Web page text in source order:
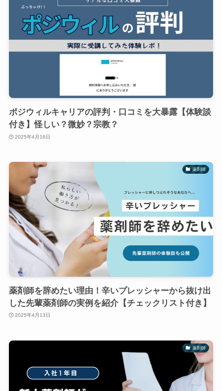
ポジウィルキャリアの評判・口コミを大暴露【体験談
付き】怪しい？微妙？宗教？
2025年4月16日
薬剤師
薬剤師を辞めたい理由！辛いプレッシャーから抜け出
した先輩薬剤師の実例を紹介【チェックリスト付き】
2025年4月13日
薬剤師